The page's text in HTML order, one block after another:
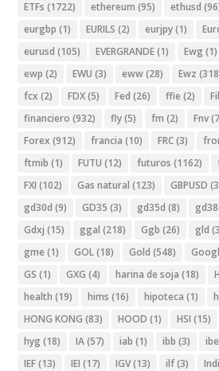
ETFs (1722) ethereum (95) ethusd
eurgbp (1) EURILS (2) eurjpy(1)
eurusd (105) EVERGRANDE(1) Ewg (1)
ewp (2) EWU (3) eww(28) Ewz
fcx (2) FDX(5) Fed (26) ffie (2)
financiero (932) fly(5) fm (2) Fnv
Forex (912) francia (10) FRC(3)
ftmib (1) FUTU (12) futuros (1162)
FXI (102) Gas natural (123) GBPUSD
gd30d (9) GD35 (3) gd35d (8)
Gdxj (15) ggal (218) Ggb (26) gld
gme (1) GOL(18) Gold (548) Googl
GS (1) GXG (4) harina de soja (18)
health (19) hims (16) hipoteca (1)
HONG KONG (83) HOOD (1) HSI (15)
hyg (18) IA(57) iab (1) ibb (3)
IEF(13) IEI (17) IGV(13) ilf(3)